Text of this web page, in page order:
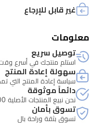
القاسية،
الجهاز
بغاز
R410A
الصديق
للبيئة.
يتضمن
خصائص
غير قابل للإرجاع
معلومات
توصيل سريع
استلم منتجك في أسرع
سهولة إعادة المنتج
سياسة إعادة المنتج
دائماً موثوقة
نحن نبيع المنتجات الأصلية 100 ٪
تسوق بأمان
تسوق بثقة وراحة بال